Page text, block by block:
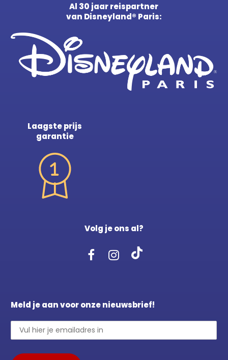
Al 30 jaar reispartner
van Disneyland® Paris:
Laagste prijs
garantie
Volg je ons al?
Meld je aan voor onze nieuwsbrief!